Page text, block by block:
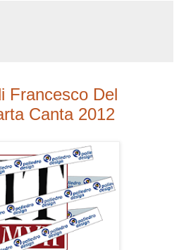
Francesco Del
Canta 2012